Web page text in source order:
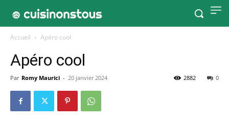
Accueil Apéro cool
Apéro cool
Par Romy Maurici - 20 janvier 2024 0
2882